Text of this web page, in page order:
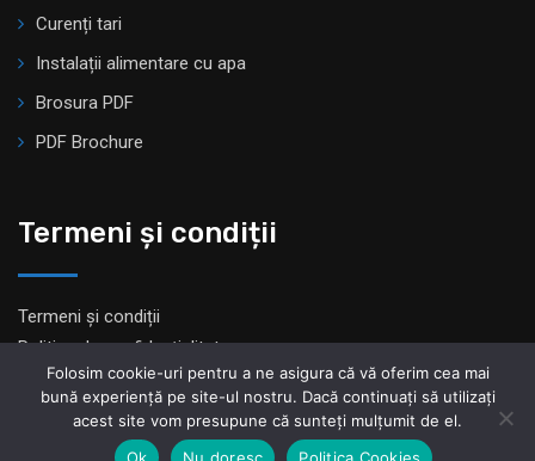
Curenți tari
Instalații alimentare cu apa
Brosura PDF
PDF Brochure
Termeni și condiții
Termeni și condiții
Politica de confidențialitate
Folosim cookie-uri pentru a ne asigura că vă oferim cea mai
bună experiență pe site-ul nostru. Dacă continuați să utilizați
acest site vom presupune că sunteți mulțumit de el.
Ok
Nu doresc Politica Cookies